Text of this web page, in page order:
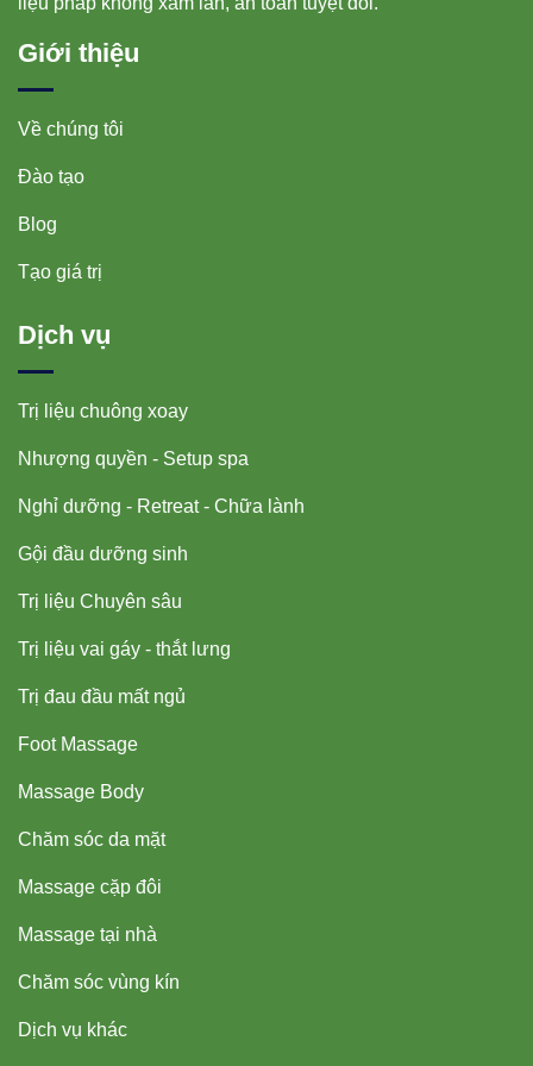
Giới thiệu
Về chúng tôi
Đào tạo
Blog
Tạo giá trị
Dịch vụ
Trị liệu chuông xoay
Nhượng quyền - Setup spa
Nghỉ dưỡng - Retreat - Chữa lành
Gội đầu dưỡng sinh
Trị liệu Chuyên sâu
Trị liệu vai gáy - thắt lưng
Trị đau đầu mất ngủ
Foot Massage
Massage Body
Chăm sóc da mặt
Massage cặp đôi
Massage tại nhà
Chăm sóc vùng kín
Dịch vụ khác